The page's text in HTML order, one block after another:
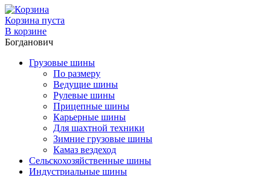
Корзина пуста
В корзине
Богданович
Грузовые шины
По размеру
Ведущие шины
Рулевые шины
Прицепные шины
Карьерные шины
Для шахтной техники
Зимние грузовые шины
Камаз вездеход
Сельскохозяйственные шины
Индустриальные шины